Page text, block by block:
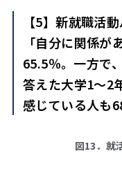
【5】新就職活
「自分に関係
65.5％。一方で
答えた大学1～2
感じている人も
図13．就